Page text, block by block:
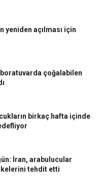
yeniden açılması için
çoğalabilen
birkaç hafta içinde
İran, arabulucular
tehdit etti